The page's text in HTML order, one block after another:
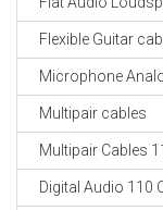
Flexible Guitar
Microphone
Multipair cables
Multipair Cables
Digital Audio 110